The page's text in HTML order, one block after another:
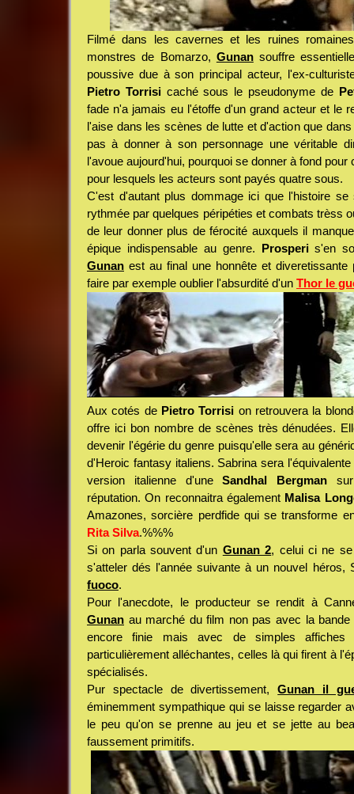
Filmé dans les cavernes et les ruines
monstres de Bomarzo, Gunansouffre
poussive due à son principal acteur, l'ex-
Pietro Torrisicaché sous le pseudonyme de
fade n'a jamais eu l'étoffe d'un grand acteur et le
l'aise dans les scènes de lutte et d'action que
pas à donner à son personnage une véritable
l'avoue aujourd'hui, pourquoi se donner à fond
pour lesquels les acteurs sont payés quatre sous.
C'est d'autant plus dommage ici que l'histoire se
rythmée par quelques péripéties et combats trèss
de leur donner plus de férocité auxquels il
épique indispensable au genre. Prosperis'en
Gunan est au final une honnête et
faire par exemple oublier l'absurdité d'un Thor le
Aux cotés de Pietro Torrisi on retrouvera la
offre ici bon nombre de scènes très dénudées.
devenir l'égérie du genre puisqu'elle sera au
d'Heroic fantasy italiens. Sabrina sera
version italienne d'uneSandhal Bergman
réputation. On reconnaitra également Malisa
Amazones, sorcière perdfide qui se transforme
Rita Silva.%%%
Si on parla souvent d'un Gunan 2, celui ci ne
s'atteler dés l'année suivante à un nouvel héros,
fuoco.
Pour l'anecdote, le producteur se rendit à
Gunan au marché du film non pas avec la
encore finie mais avec de simples affiches
particulièrement alléchantes, celles là qui firent à
spécialisés.
Pur spectacle de divertissement,Gunan il
éminemment sympathique qui se laisse regarder
le peu qu'on se prenne au jeu et se jette au
faussement primitifs.